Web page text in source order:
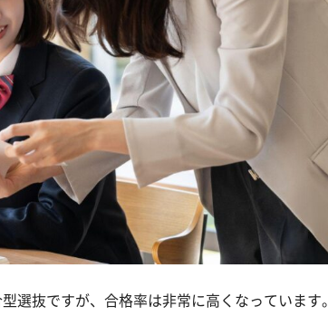
選抜ですが、合格率は非常に高くなっています。